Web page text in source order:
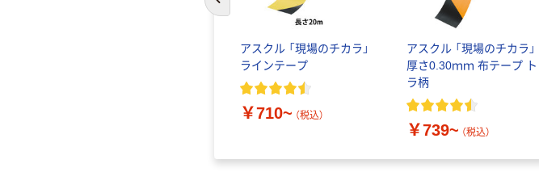
アスクル 「現場のチカラ」
ラインテープ
￥710~ （税込）
アスクル 「現場のチカラ」
厚さ0.30ｍｍ 布テープ ト
ラ柄
￥739~ （税込）
前のスライドへ